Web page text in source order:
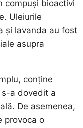
compuși bioactivi
Uleiurile
și lavanda au fost
asupra
conține
s-a dovedit a
De asemenea,
provoca o